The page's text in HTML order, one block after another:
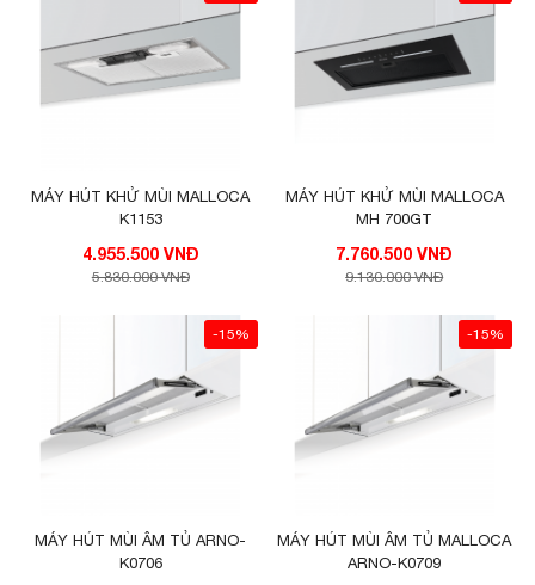
MÁY HÚT KHỬ MÙI MALLOCA
K1153
4.955.500 VNĐ
5.830.000 VNĐ
MÁY HÚT KHỬ MÙI MALLOCA
MH 700GT
7.760.500 VNĐ
9.130.000 VNĐ
-15%
MÁY HÚT MÙI ÂM TỦ ARNO-
K0706
-15%
MÁY HÚT MÙI ÂM TỦ MALLOCA
ARNO-K0709